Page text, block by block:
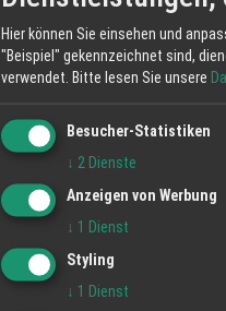
Hier können Sie einsehen und
"Beispiel" gekennzeichnet sind,
verwendet. Bitte lesen Sie unsere
Besucher-Statistiken
↓ 2 Dienste
Anzeigen von Werbung
↓ 1 Dienst
Styling
↓ 1 Dienst